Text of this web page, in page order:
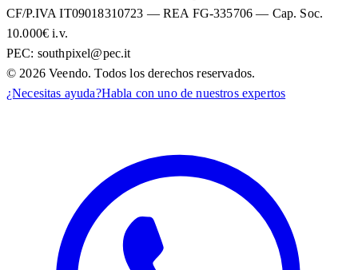
CF/P.IVA IT09018310723 — REA FG-335706 — Cap. Soc.
10.000€ i.v.
PEC: southpixel@pec.it
©2026 Veendo. Todos los derechos reservados.
¿Necesitas ayuda?Habla con uno de nuestros expertos